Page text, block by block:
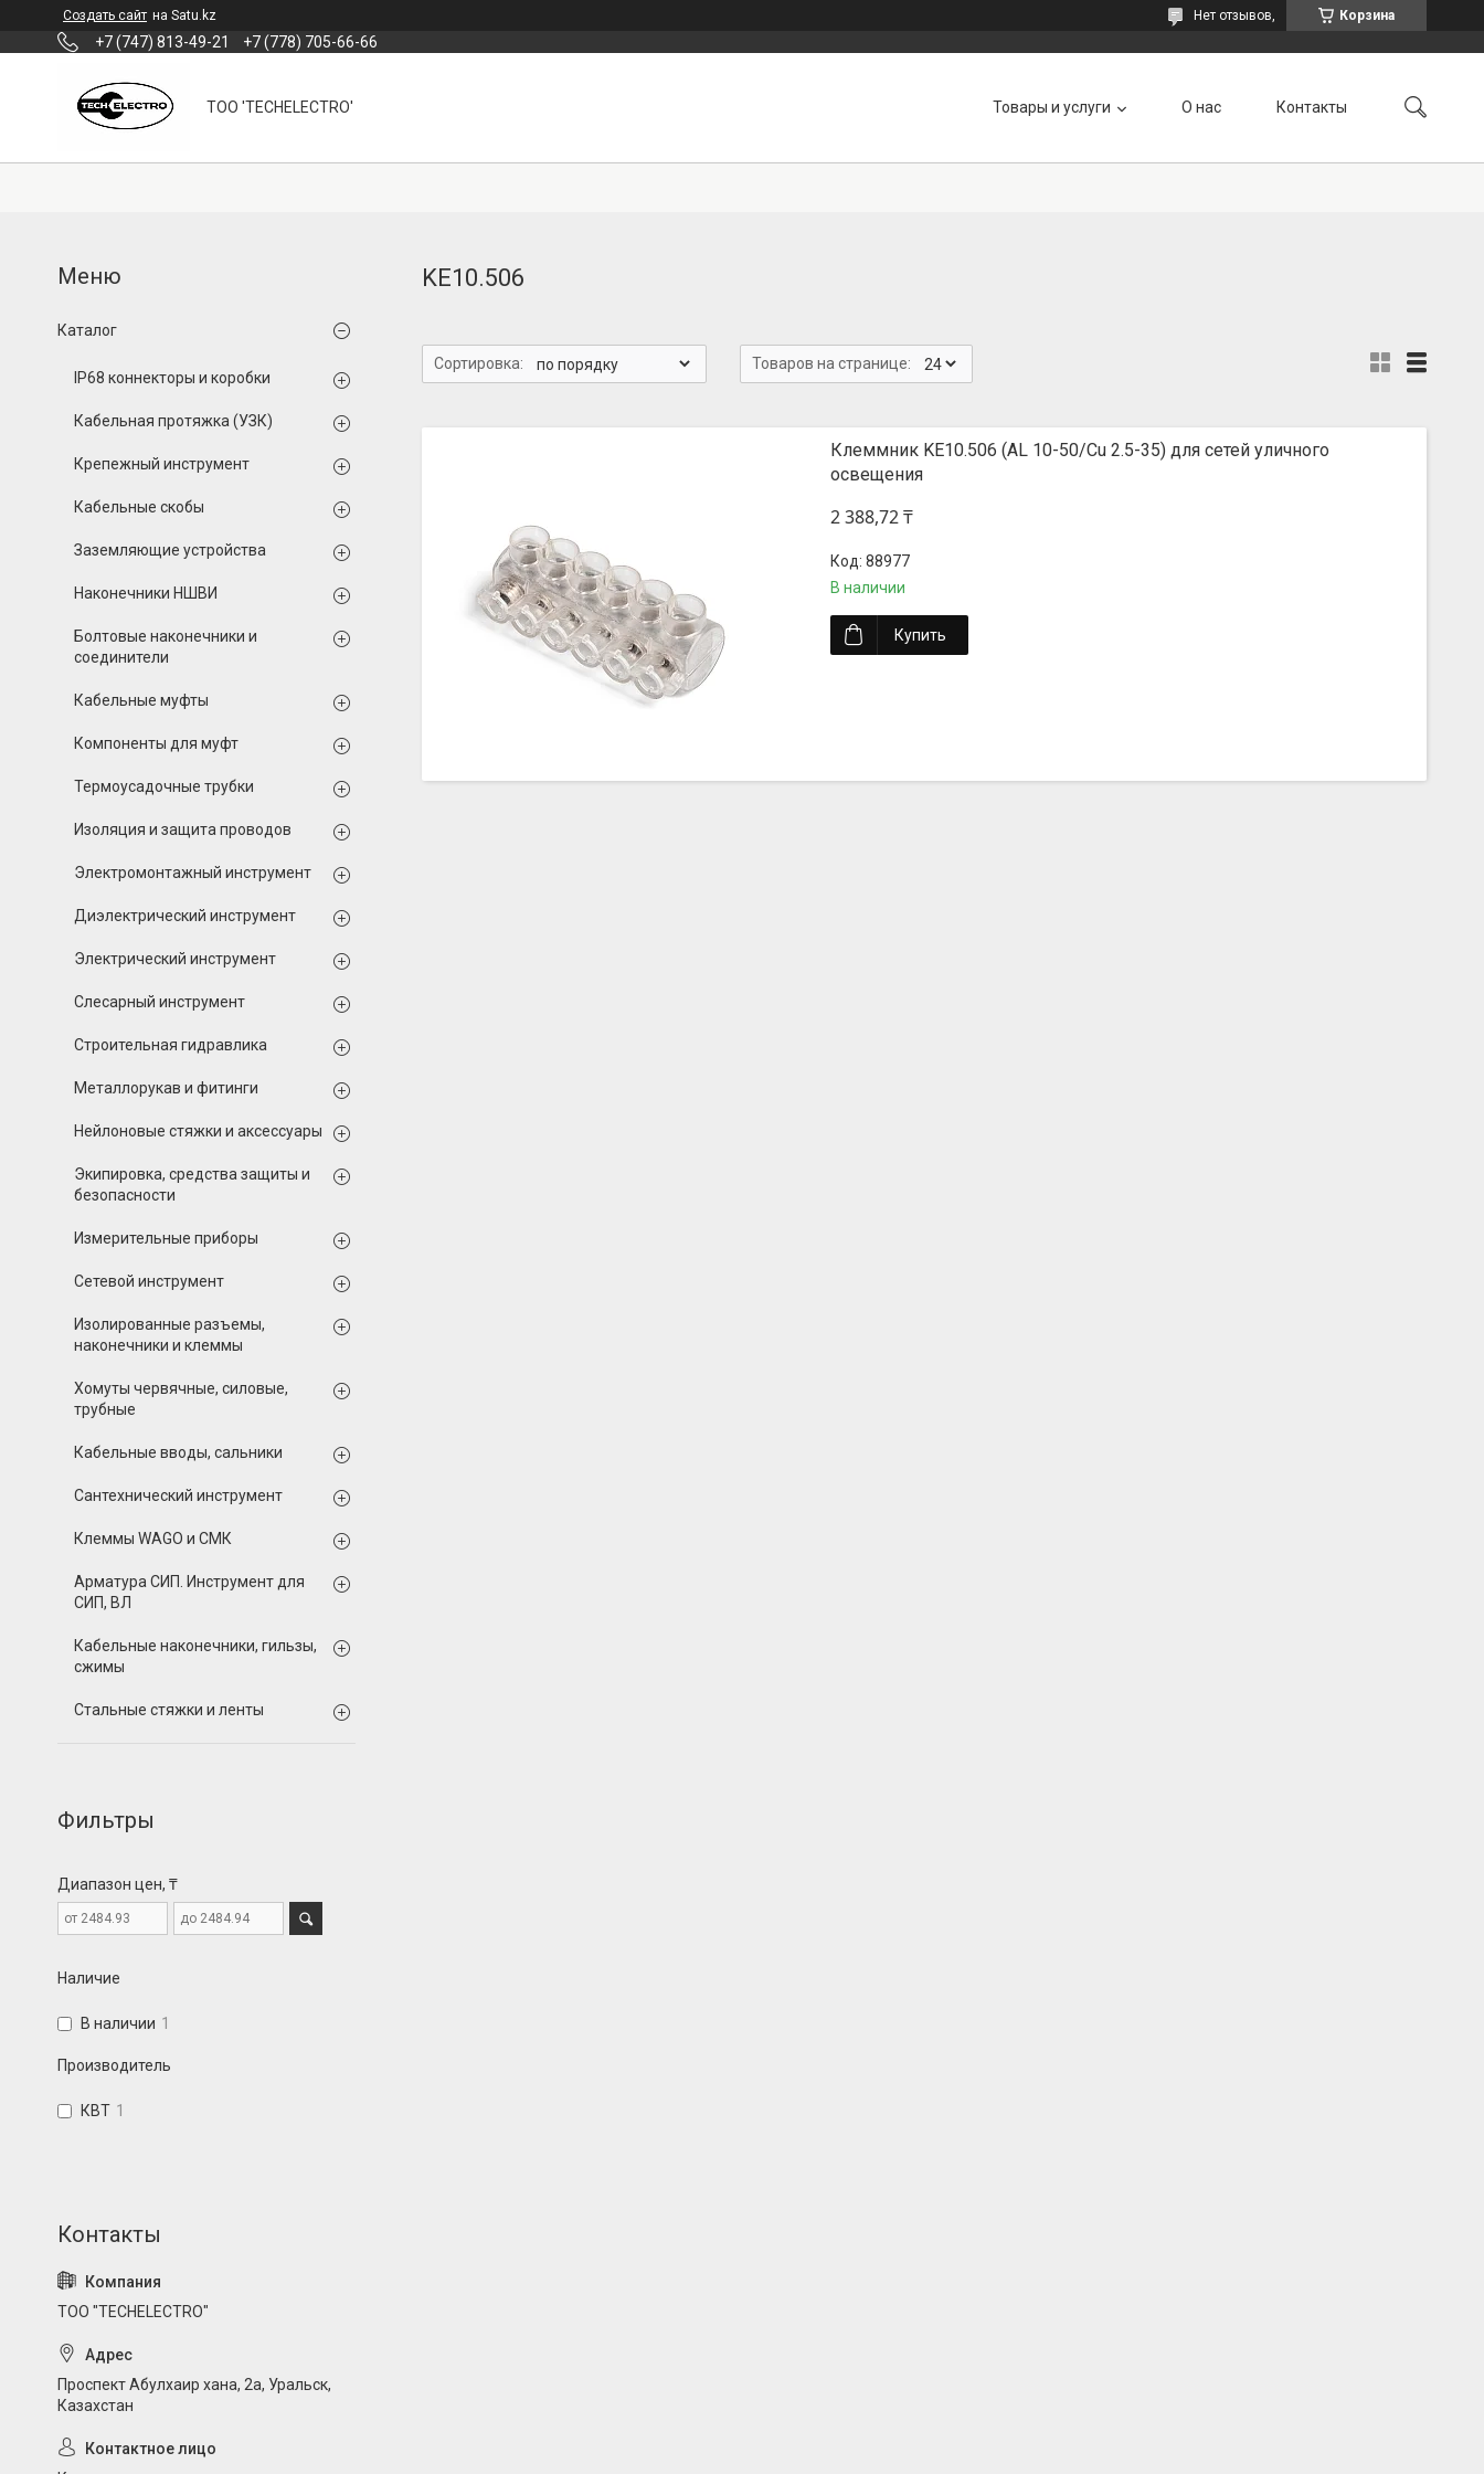
Создать сайт на Satu.kz Корзина
Нет отзывов,
+7 (747) 813-49-21 +7 (778) 705-66-66
ТОО 'TECHELECTRO' Товары и услуги О нас Контакты
KE10.506
Клеммник KE10.506 (AL 10-50/Cu 2.5-35) для сетей уличного
освещения
2 388,72 ₸
88977
В наличии
Купить
Каталог
IP68 коннекторы и коробки
Кабельная протяжка (УЗК)
Крепежный инструмент
Кабельные скобы
Заземляющие устройства
Наконечники НШВИ
Болтовые наконечники и
соединители
Кабельные муфты
Компоненты для муфт
Термоусадочные трубки
Изоляция и защита проводов
Электромонтажный инструмент
Диэлектрический инструмент
Электрический инструмент
Слесарный инструмент
Строительная гидравлика
Металлорукав и фитинги
Нейлоновые стяжки и аксессуары
Экипировка, средства защиты и
безопасности
Измерительные приборы
Сетевой инструмент
Изолированные разъемы,
наконечники и клеммы
Хомуты червячные, силовые,
трубные
Кабельные вводы, сальники
Сантехнический инструмент
Клеммы WAGO и СМК
Арматура СИП. Инструмент для
СИП, ВЛ
Кабельные наконечники, гильзы,
сжимы
Стальные стяжки и ленты
Фильтры
Диапазон цен, ₸
Наличие
В наличии 1
Производитель
КВТ 1
ТОО "TECHELECTRO"
Проспект Абулхаир хана, 2а, Уральск,
Казахстан